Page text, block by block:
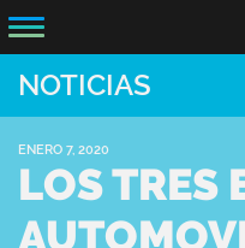
NOTICIAS
ENERO 7, 2020
LOS TRES